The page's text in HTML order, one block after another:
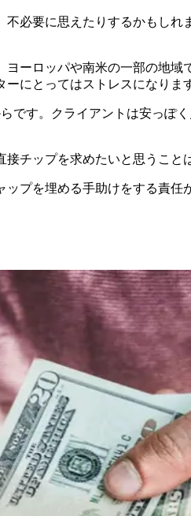
必要に思えたりするかもし
ーロッパや南米の一部の地
にとってはストレスになりま
です。クライアントは安っ
チップを求めたいと思うこと
プを埋める手助けをする責